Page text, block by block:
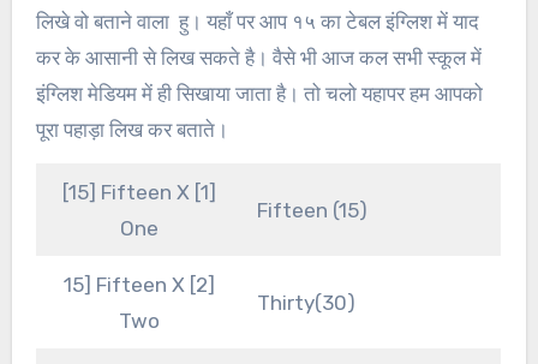
लिखे वो बताने वाला हु। यहाँ पर आप १५ का टेबल इंग्लिश में याद
कर के आसानी से लिख सकते है। वैसे भी आज कल सभी स्कूल में
इंग्लिश मेडियम में ही सिखाया जाता है। तो चलो यहापर हम आपको
पूरा पहाड़ा लिख कर बताते।
[15] Fifteen X [1]
One
Fifteen (15)
15] Fifteen X [2]
Two
Thirty(30)